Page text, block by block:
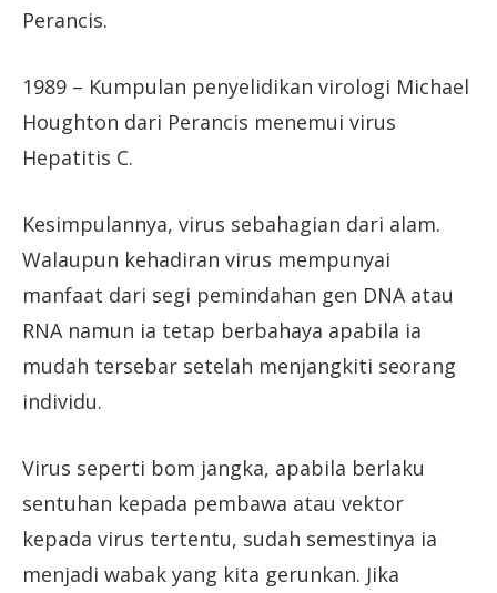
Perancis.
1989 – Kumpulan penyelidikan virologi Michael
Houghton dari Perancis menemui virus
Hepatitis C.
Kesimpulannya, virus sebahagian dari alam.
Walaupun kehadiran virus mempunyai
manfaat dari segi pemindahan gen DNA atau
RNA namun ia tetap berbahaya apabila ia
mudah tersebar setelah menjangkiti seorang
individu.
Virus seperti bom jangka, apabila berlaku
sentuhan kepada pembawa atau vektor
kepada virus tertentu, sudah semestinya ia
menjadi wabak yang kita gerunkan. Jika